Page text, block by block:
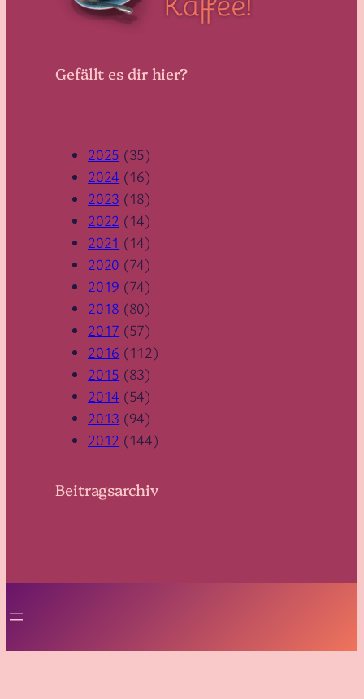
Gefällt es dir hier?
Beitragsarchiv
2025 (35)
2024 (16)
2023 (18)
2022 (14)
2021 (14)
2020 (74)
2019 (74)
2018 (80)
2017 (57)
2016 (112)
2015 (83)
2014 (54)
2013 (94)
2012 (144)